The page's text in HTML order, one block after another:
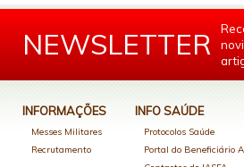
NEWSLETTER
INFORMAÇÕES
Messes Militares
Recrutamento
INFO SAÚDE
Protocolos Saúde
Portal do Beneficiário